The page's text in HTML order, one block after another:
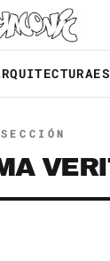
principal
SECCIÓN